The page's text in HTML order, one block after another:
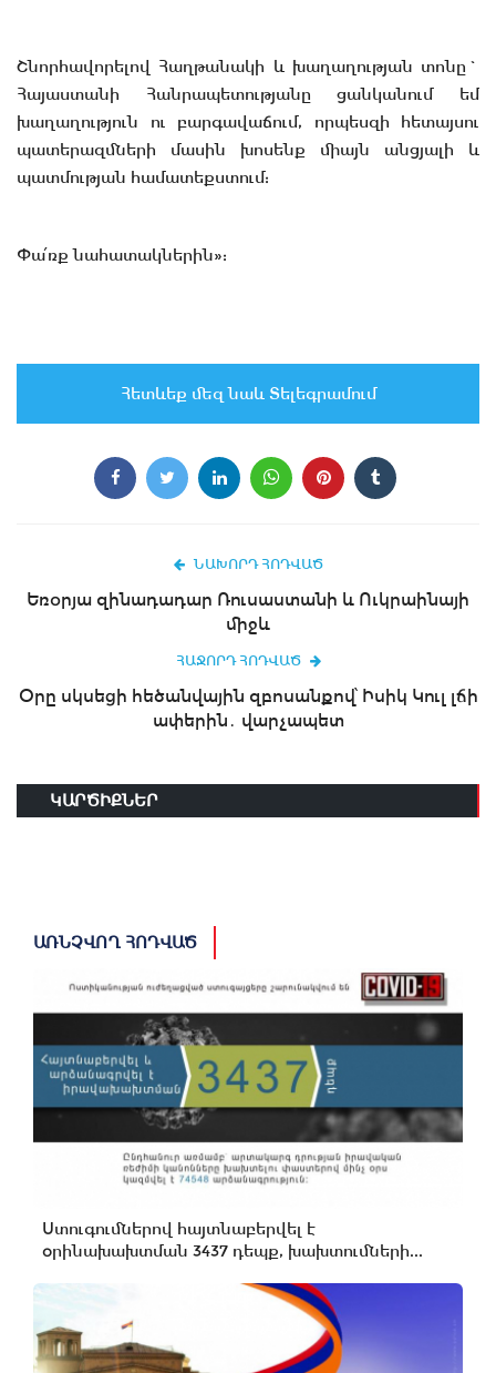
Շնորհավորելով Հաղթանակի և խաղաղության տոնը`
Հայաստանի Հանրապետությանը ցանկանում եմ
խաղաղություն ու բարգավաճում, որպեսզի հետայսու
պատերազմների մասին խոսենք միայն անցյալի և
պատմության համատեքստում:
Փա՛ռք նահատակներին»:
Հետևեք մեզ նաև Տելեգրամում
ՆԱԽՈՐԴ ՀՈԴՎԱԾ
Եռօրյա զինադադար Ռուսաստանի և Ուկրաինայի
միջև
ՀԱՋՈՐԴ ՀՈԴՎԱԾ
Օրը սկսեցի հեծանվային զբոսանքով՝ Իսիկ Կուլ լճի
ափերին․ վարչապետ
ԿԱՐԾԻՔՆԵՐ
ԱՌՆՉՎՈՂ ՀՈԴՎԱԾ
Ստուգումներով հայտնաբերվել է
օրինախախտման 3437 դեպք, խախտումների...